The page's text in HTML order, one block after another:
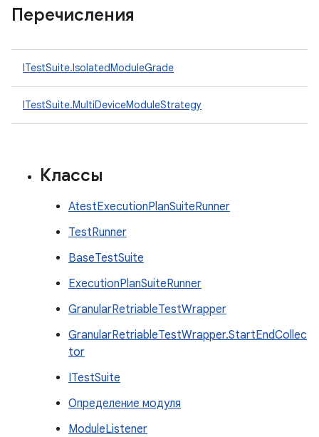
Перечисления
ITestSuite.IsolatedModuleGrade
ITestSuite.MultiDeviceModuleStrategy
Классы
AtestExecutionPlanSuiteRunner
TestRunner
BaseTestSuite
ExecutionPlanSuiteRunner
GranularRetriableTestWrapper
GranularRetriableTestWrapper.StartEndCollec
tor
ITestSuite
Определение модуля
ModuleListener